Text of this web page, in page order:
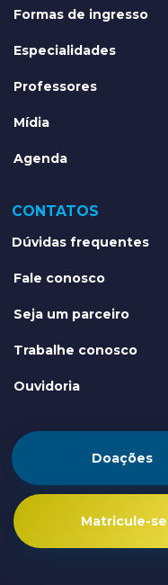
Formas de ingresso
Especialidades
Professores
Mídia
Agenda
CONTATOS
Dúvidas frequentes
Fale conosco
Seja um parceiro
Trabalhe conosco
Ouvidoria
Doações
Matricule-se